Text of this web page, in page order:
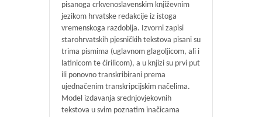
pisanoga crkvenoslavenskim književnim
jezikom hrvatske redakcije iz istoga
vremenskoga razdoblja. Izvorni zapisi
starohrvatskih pjesničkih tekstova pisani su
trima pismima (uglavnom glagoljicom, ali i
latinicom te ćirilicom), a u knjizi su prvi put
ili ponovno transkribirani prema
ujednačenim transkripcijskim načelima.
Model izdavanja srednjovjekovnih
tekstova u svim poznatim inačicama